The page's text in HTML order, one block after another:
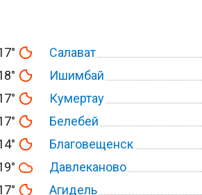
Салават
Ишимбай
Кумертау
Белебей
Благовещенск
Давлеканово
Агидель